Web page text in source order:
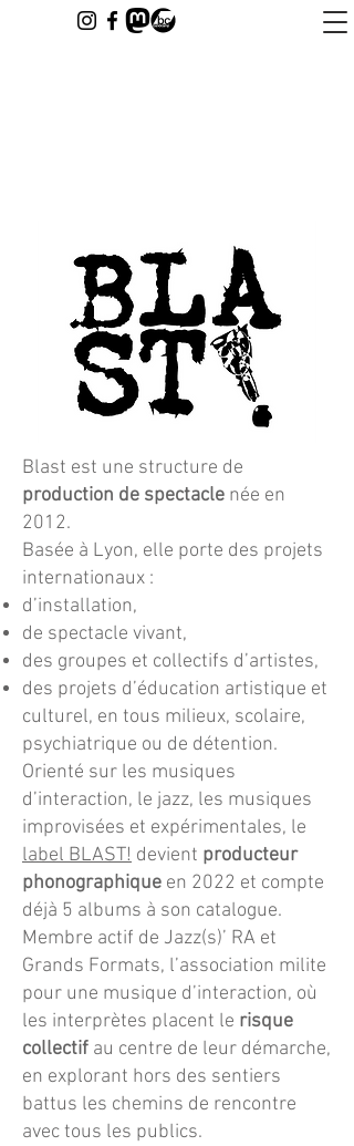
Blast est une structure de
production de spectacle née en
2012.
Basée à Lyon, elle porte des projets
internationaux :
d’installation,
de spectacle vivant,
des groupes et collectifs d’artistes,
des projets d’éducation artistique et
culturel, en tous milieux, scolaire,
psychiatrique ou de détention.
Orienté sur les musiques
d’interaction, le jazz, les musiques
improvisées et expérimentales, le
label BLAST! devient producteur
phonographique en 2022 et compte
déjà 5 albums à son catalogue.
Membre actif de Jazz(s)’ RA et
Grands Formats, l’association milite
pour une musique d’interaction, où
les interprètes placent le risque
collectif au centre de leur démarche,
en explorant hors des sentiers
battus les chemins de rencontre
avec tous les publics.